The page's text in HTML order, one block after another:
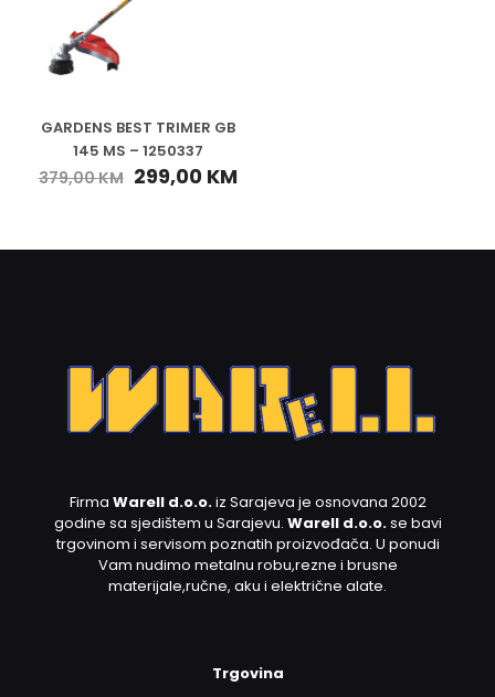
GARDENS BEST TRIMER GB
145 MS – 1250337
379,00KM 299,00 KM
Firma Warell d.o.o.iz Sarajeva je osnovana 2002
godine sa sjedištem u Sarajevu. Warell d.o.o.se bavi
trgovinom i servisom poznatih proizvođača. U ponudi
Vam nudimo metalnu robu,rezne i brusne
materijale,ručne, aku i električne alate.
Trgovina